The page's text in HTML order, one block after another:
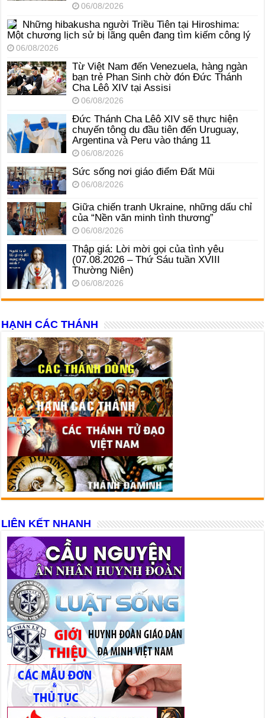
06/08/2026
Những hibakusha người Triều Tiên tại Hiroshima:
Một chương lịch sử bị lãng quên đang tìm kiếm công lý
06/08/2026
Từ Việt Nam đến Venezuela, hàng ngàn
bạn trẻ Phan Sinh chờ đón Đức Thánh
Cha Lêô XIV tại Assisi
06/08/2026
Đức Thánh Cha Lêô XIV sẽ thực hiện
chuyến tông du đầu tiên đến Uruguay,
Argentina và Peru vào tháng 11
06/08/2026
Sức sống nơi giáo điểm Đất Mũi
06/08/2026
Giữa chiến tranh Ukraine, những dấu chỉ
của “Nền văn minh tình thương”
06/08/2026
Thập giá: Lời mời gọi của tình yêu
(07.08.2026 – Thứ Sáu tuần XVIII
Thường Niên)
06/08/2026
HẠNH CÁC THÁNH
LIÊN KẾT NHANH